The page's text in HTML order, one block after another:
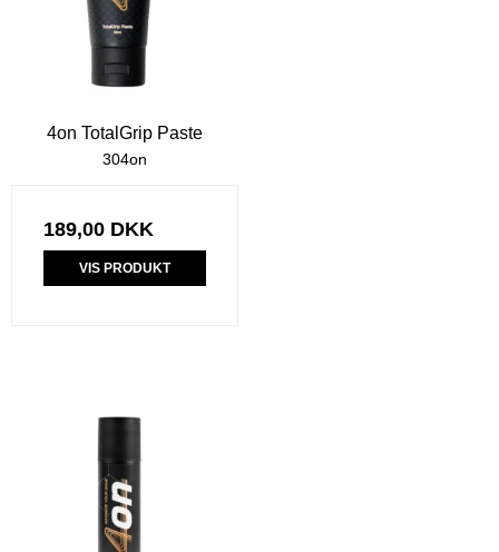
4on TotalGrip Paste
304on
189,00 DKK
VIS PRODUKT